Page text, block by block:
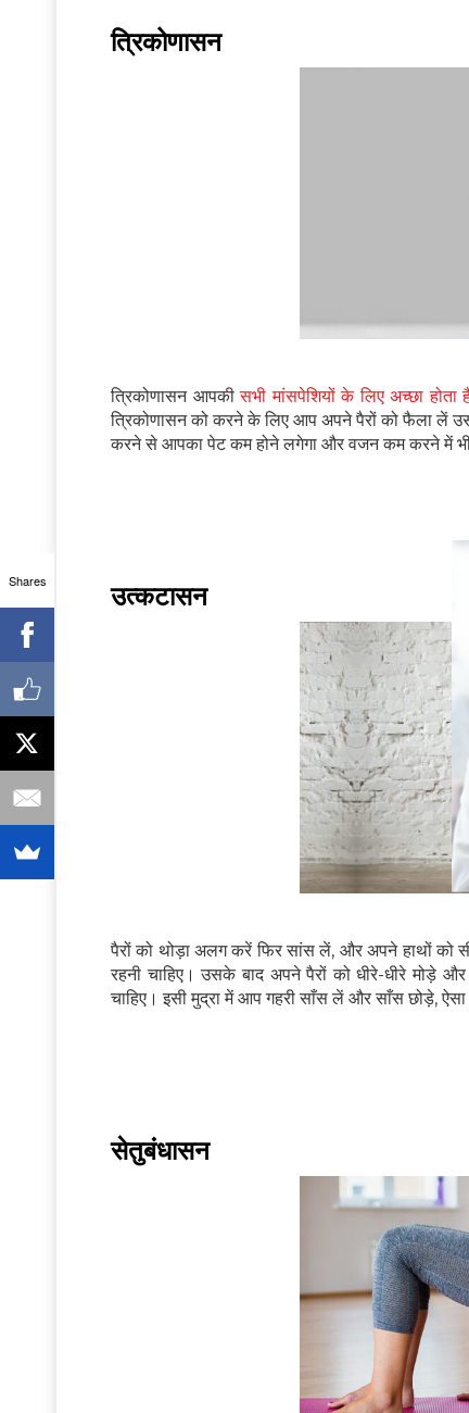
त्रिकोणासन
त्रिकोणासन आपकीसभी मांसपेशियों के लिए अच्छा होता
त्रिकोणासन को करने के लिए आप अपने पैरों को फैला लें
करने से आपका पेट कम होने लगेगा और वजन कम करने में भी
उत्कटासन
पैरों को थोड़ा अलग करें फिर सांस लें, और अपने हाथों को
रहनी चाहिए। उसके बाद अपने पैरों को धीरे-धीरे मोड़े
चाहिए। इसी मुद्रा में आप गहरी साँस लें और साँस छोड़े, ऐसा
सेतुबंधासन
Shares